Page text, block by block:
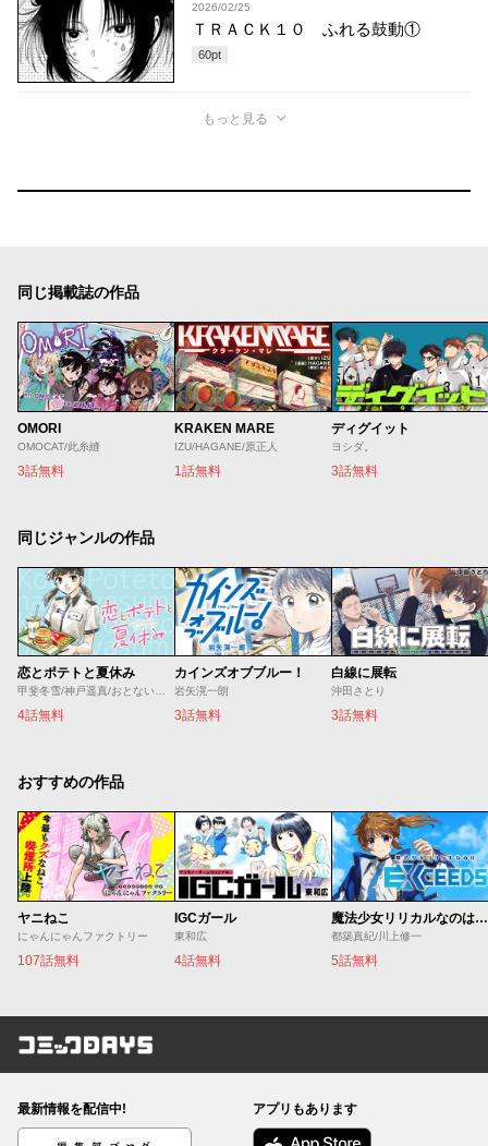
2026/02/25
ＴＲＡＣＫ１０ ふれる鼓動①
60pt
もっと見る
同じ掲載誌の作品
OMORI
OMOCAT/此糸縫
3話無料
KRAKEN MARE
IZU/HAGANE/原正人
1話無料
ディグイット
ヨシダ。
3話無料
同じジャンルの作品
恋とポテトと夏休み
甲斐冬雪/神戸遥真/おとないちあき
4話無料
カインズオブブルー！
岩矢滉一朗
3話無料
白線に展転
沖田さとり
3話無料
おすすめの作品
ヤニねこ
にゃんにゃんファクトリー
107話無料
IGCガール
東和広
4話無料
魔法少女リリカルなのは EXCEEDS
都築真紀/川上修一
5話無料
コミックDAYS
最新情報を配信中!
編集部ブログ
アプリもあります